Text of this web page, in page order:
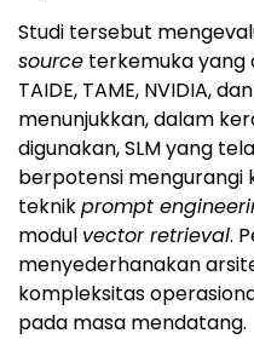
Studi tersebut
source terkemuka yang
TAIDE, TAME, NVIDIA,
menunjukkan, dalam
digunakan, SLM yang
berpotensi
teknikprompt
modul vector retrieval.
menyederhanakan
kompleksitas
pada masa mendatang.